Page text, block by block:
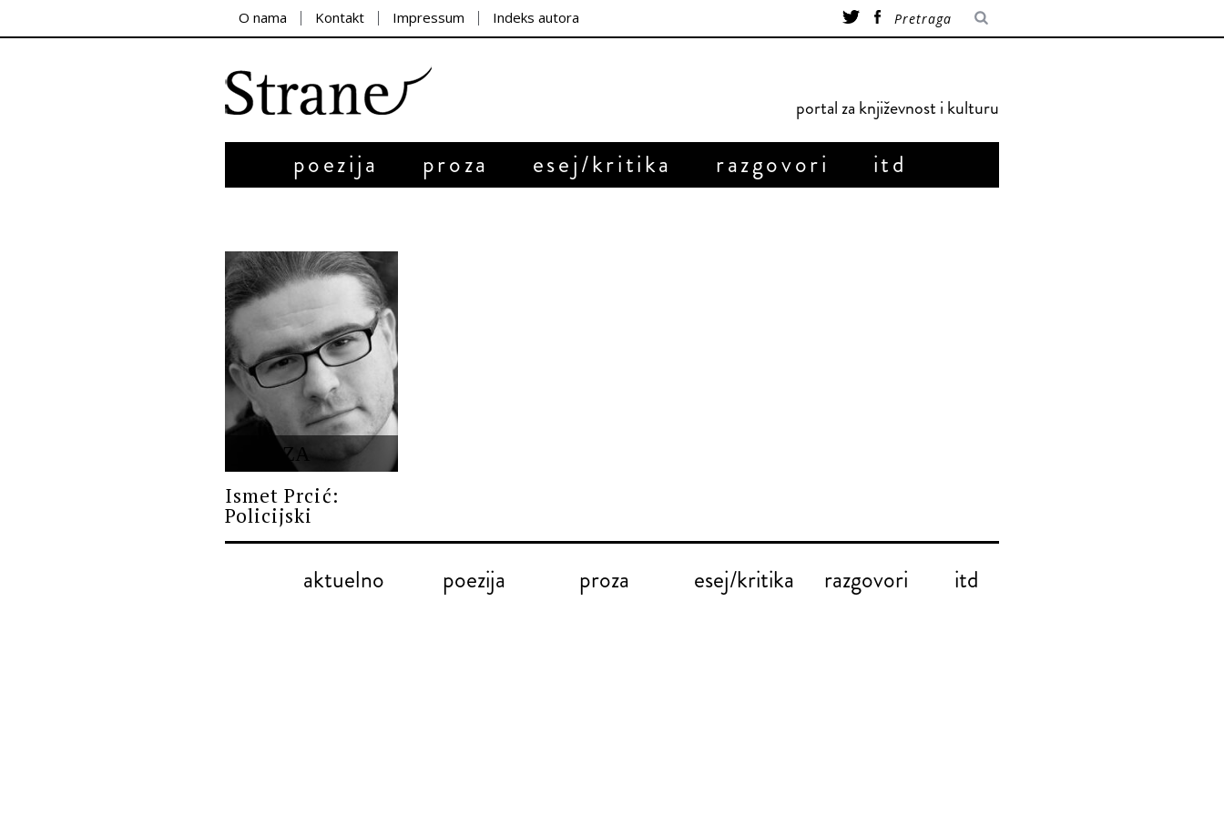
O nama Kontakt Impressum Indeks autora
portal za književnost i kulturu
poezija proza esej/kritika razgovori itd
PROZA
Ismet Prcić:
Policijski
aktuelno poezija proza esej/kritika razgovori itd